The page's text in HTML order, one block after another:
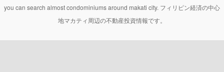
you can search almost condominiums around makati city. フィリピン経済の中心
地マカティ周辺の不動産投資情報です。